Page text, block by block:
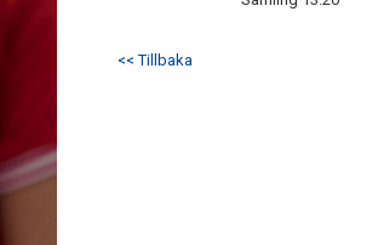
<< Tillbaka